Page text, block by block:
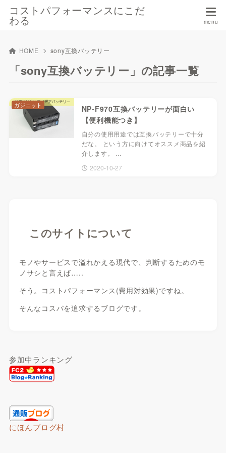
コストパフォーマンスにこだ
わる
HOME sony互換バッテリー
「sony互換バッテリー」の記事一覧
NP-F970互換バッテリーが面白い
【便利機能つき】
自分の使用用途では互換バッテリーで十分
だな。 という方に向けてオススメ商品を紹
介します。 ...
2020-10-27
ガジェット
このサイトについて
モノやサービスで溢れかえる現代で、判断するためのモ
ノサシと言えば…..
そう。コストパフォーマンス(費用対効果)ですね。
そんなコスパを追求するブログです。
参加中ランキング
にほんブログ村